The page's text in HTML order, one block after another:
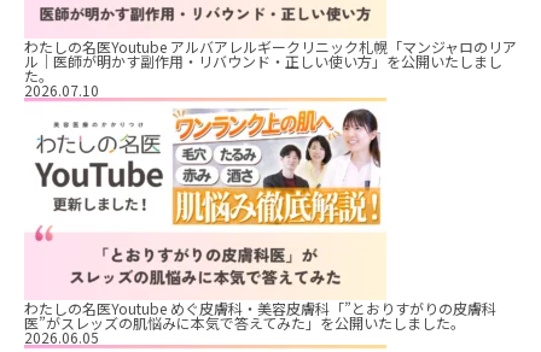
わたしの名医Youtube アルバアレルギークリニック札幌「マンジャロのリア
ル｜医師が明かす副作用・リバウンド・正しい使い方」を公開いたしまし
た。
2026.07.10
わたしの名医Youtube めぐ皮膚科・美容皮膚科「”とおりすがりの皮膚科
医”がスレッズの肌悩みに本気で答えてみた」を公開いたしました。
2026.06.05